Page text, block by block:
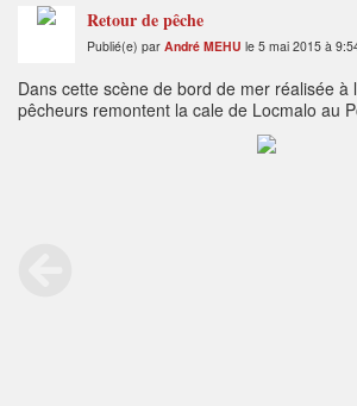
Retour de pêche
Publié(e) par André MEHU le 5 mai 2015 à
Dans cette scène de bord de mer réalisée à
pêcheurs remontent la cale de Locmalo au